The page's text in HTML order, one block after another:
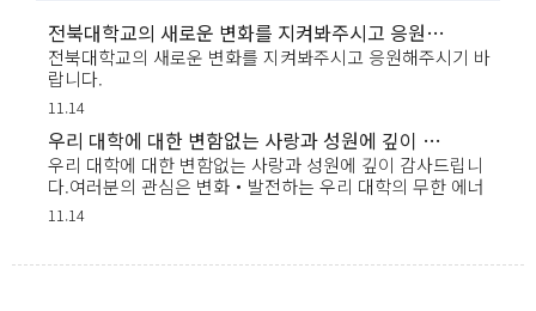
전북대학교의 새로운 변화를 지켜봐주시고 응원해주시기 바랍니다.
전북대학교의 새로운 변화를 지켜봐주시고 응원해주시기 바
랍니다.
11.14
우리 대학에 대한 변함없는 사랑과 성원에 깊이 감사드립니다.여러분의 관심은 변화‧발전하는 우리 대학의 무한 에너지
우리 대학에 대한 변함없는 사랑과 성원에 깊이 감사드립니
다.여러분의 관심은 변화‧발전하는 우리 대학의 무한 에너
지....2019.00.00
11.14